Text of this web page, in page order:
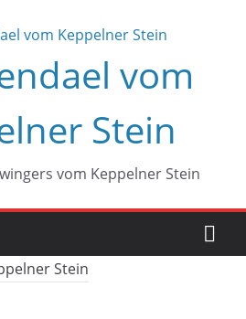
vom
Stein
vom Keppelner Stein